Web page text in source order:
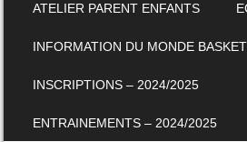
ATELIER PARENT ENFANTS
INFORMATION DU MONDE BASKET
INSCRIPTIONS – 2024/2025
ENTRAINEMENTS – 2024/2025